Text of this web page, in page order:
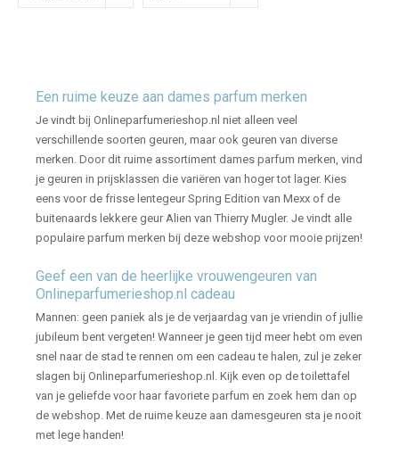
Een ruime keuze aan dames parfum merken
Je vindt bij Onlineparfumerieshop.nl niet alleen veel
verschillende soorten geuren, maar ook geuren van diverse
merken. Door dit ruime assortiment dames parfum merken, vind
je geuren in prijsklassen die variëren van hoger tot lager. Kies
eens voor de frisse lentegeur Spring Edition van Mexx of de
buitenaards lekkere geur Alien van Thierry Mugler. Je vindt alle
populaire parfum merken bij deze webshop voor mooie prijzen!
Geef een van de heerlijke vrouwengeuren van
Onlineparfumerieshop.nl cadeau
Mannen: geen paniek als je de verjaardag van je vriendin of jullie
jubileum bent vergeten! Wanneer je geen tijd meer hebt om even
snel naar de stad te rennen om een cadeau te halen, zul je zeker
slagen bij Onlineparfumerieshop.nl. Kijk even op de toilettafel
van je geliefde voor haar favoriete parfum en zoek hem dan op
de webshop. Met de ruime keuze aan damesgeuren sta je nooit
met lege handen!